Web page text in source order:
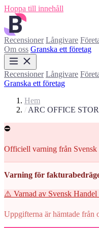
Hoppa till innehåll
Recensioner Långivare
Om oss Granska ett företag
Recensioner Långivare
Granska ett företag
Hem
/ ARC OFFICE
⛔
Officiell varning från Svensk
Varning för
⚠️ Varnad av Svensk Handel
Uppgifterna är hämtade från